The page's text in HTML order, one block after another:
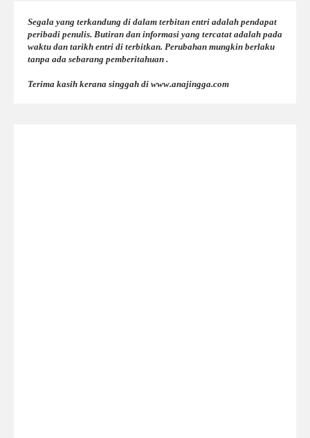
Segala yang terkandung di dalam terbitan entri adalah pendapat
peribadi penulis. Butiran dan informasi yang tercatat adalah pada
waktu dan tarikh entri di terbitkan. Perubahan mungkin berlaku
tanpa ada sebarang pemberitahuan .
Terima kasih kerana singgah di www.anajingga.com